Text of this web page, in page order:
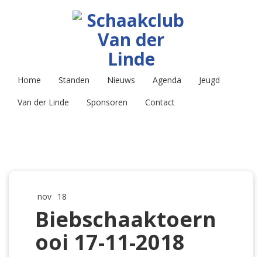
Home Standen Nieuws Agenda
Jeugd
Van der Linde
Sponsoren Contact
nov 18
Biebschaaktoern
ooi 17-11-2018